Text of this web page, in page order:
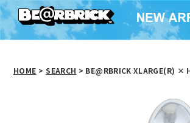
HOME > SEARCH > BE@RBRICK XLARGE(R) ×